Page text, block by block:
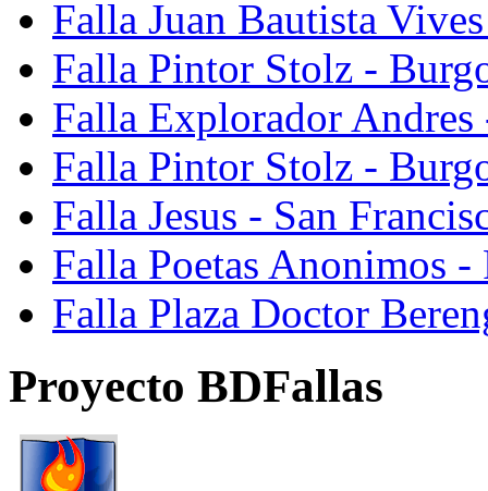
Falla Juan Bautista
Falla Pintor Stolz -
Falla Explorador Andres
Falla Pintor Stolz -
Falla Jesus - San
Falla Poetas Anonimos
Falla Plaza Doctor
Proyecto BDFallas